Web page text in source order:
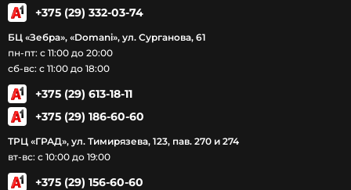
+375 (29) 332-03-74
БЦ «Зебра», «Domani», ул. Сурганова, 61
пн-пт: с 11:00 до 20:00
сб-вс: с 11:00 до 18:00
+375 (29) 613-18-11
+375 (29) 186-60-60
ТРЦ «ГРАД», ул. Тимирязева, 123, пав. 270 и 274
вт-вс: с 10:00 до 19:00
+375 (29) 156-60-60